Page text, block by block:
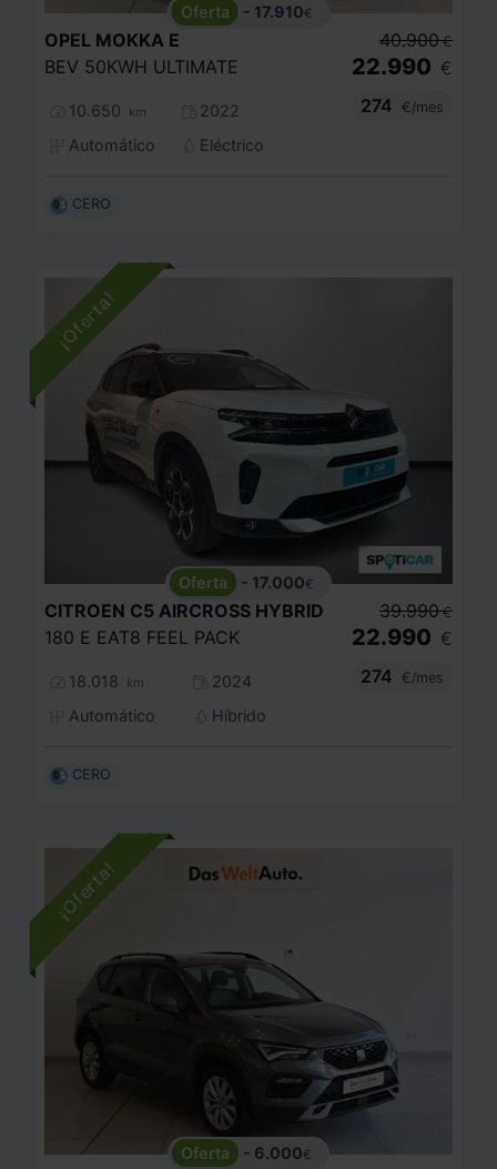
- 17.910€
OPEL MOKKA E
BEV 50KWH ULTIMATE
10.650 km
2022
Automático
Eléctrico
40.900 €
22.990 €
274
€/mes
CERO
- 17.000€
CITROEN C5 AIRCROSS HYBRID
180 E EAT8 FEEL PACK
18.018 km
2024
Automático
Híbrido
39.990 €
22.990 €
274
€/mes
CERO
- 6.000€